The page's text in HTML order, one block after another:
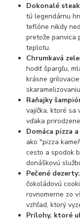
Dokonalé
tú legendárnu
teflóne nikdy
pretože panvica
teplotu.
Chrumkavá
hodiť špargľu,
krásne
Raňajky
vajíčka, ktoré sa
vďaka
Domáca pizza
ako "pizza
cesto a spodok
donáškovú
Pečené dezerty:
čokoládovú
rovnomerne zo
vzhľad, ktorý
Prílohy, ktoré